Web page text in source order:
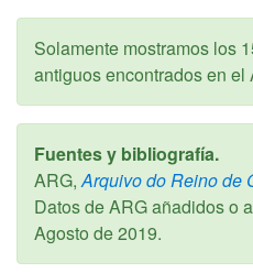
Solamente mostramos los
antiguos encontrados en el
Fuentes y bibliografía.
ARG, Arquivo do Reino de
Datos de ARG añadidos o
Agosto de 2019.